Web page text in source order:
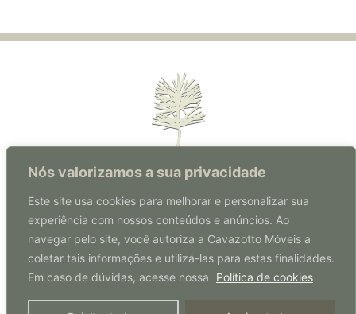
Nós valorizamos a sua privacidade
Este site usa cookies para melhorar e personalizar sua
experiência com nossos conteúdos e anúncios. Ao
navegar pelo site, você autoriza a Cavazotto Móveis a
coletar tais informações e utilizá-las para estas finalidades.
Em caso de dúvidas, acesse nossa
Política de cookies
Rua Florianópolis, 570 | Centro
Coronel Freitas | SC | Brasil
CEP: 89840-000